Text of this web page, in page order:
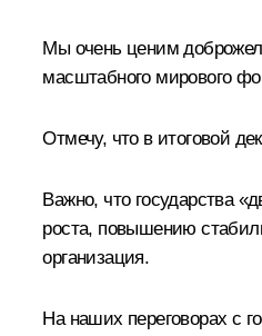
Мы очень ценим
масштабного мирового
Отмечу, что в итоговой
Важно, что государства
роста, повышению
организация.
На наших переговорах с